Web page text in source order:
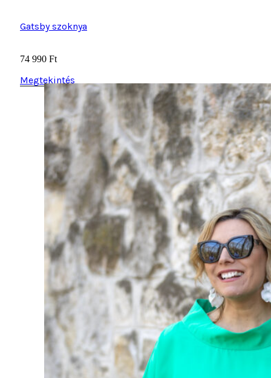
Gatsby szoknya
74 990 Ft
Megtekintés